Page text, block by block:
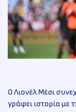
Ο Λιονέλ Μέσι
γράφει ιστορία με